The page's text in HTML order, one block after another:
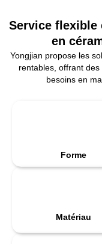
Service flexible
en
Yongjian propose les
rentables, offrant
besoins en
Forme
Matériau